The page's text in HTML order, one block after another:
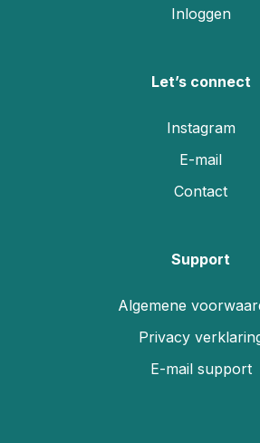
Inloggen
Let’s connect
Instagram
E-mail
Contact
Support
Algemene
Privacy
E-mail support